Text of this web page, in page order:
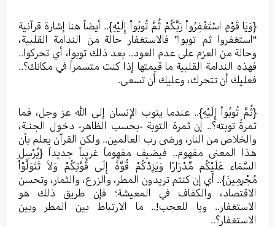
{وَيَا قَوْمِ اسْتَغْفِرُواْ رَبَّكُمْ ثُمَّ تُوبُواْ إِلَيْهِ}.. أيضاً هنا إشارة قرآنية
“استغفروا ثم توبوا” فالاستغفار حالة من الندامة القلبية،
وحالة من العزم على عدم العود.. بعد ذلك توبوا، أي تحركوا..
فهذه الندامة القلبية ما قيمتها إذا كنت متسمراً في مكانك؟..
فعليك أن تتحرك، وعليك أن تسعى.
{ثُمَّ تُوبُواْ إِلَيْهِ}.. عندما يتوب الإنسان إلى الله عز وجل، فما
ثمرةُ توبته؟.. إن ثمرة التوبة -بحسب الظاهر- دخول الجنـة،
والخلاص من النار، ورضى رب العالمين.. ولكن القرآن يعلم بأن
هذا المعنى مفهوم.. فيضيف مفهوماً غريباً جديداً {يُرْسِلِ
السَّمَاء عَلَيْكُم مِّدْرَارًا وَيَزِدْكُمْ قُوَّةً إِلَى قُوَّتِكُمْ وَلاَ تَتَوَلَّوْاْ
مُجْرِمِينَ}.. أي إن كنتم تريدون المطر، والزرع، والثمار، وتحسن
الاقتصاد، والكفاف في المعيشة؛ فإن طريق ذلك هو
الاستغفار.. ويا للعجب!.. ما الارتباط بين المطر وبين
الاستغفار؟..